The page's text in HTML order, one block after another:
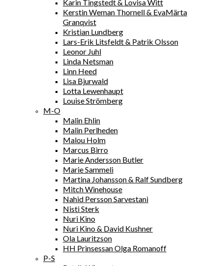
Karin Tingstedt & Lovisa Witt
Kerstin Weman Thornell & EvaMärta
Granqvist
Kristian Lundberg
Lars-Erik Litsfeldt & Patrik Olsson
Leonor Juhl
Linda Netsman
Linn Heed
Lisa Bjurwald
Lotta Lewenhaupt
Louise Strömberg
M-O
Malin Ehlin
Malin Perlheden
Malou Holm
Marcus Birro
Marie Andersson Butler
Marie Sammeli
Martina Johansson & Ralf Sundberg
Mitch Winehouse
Nahid Persson Sarvestani
Nisti Sterk
Nuri Kino
Nuri Kino & David Kushner
Ola Lauritzson
HH Prinsessan Olga Romanoff
P-S